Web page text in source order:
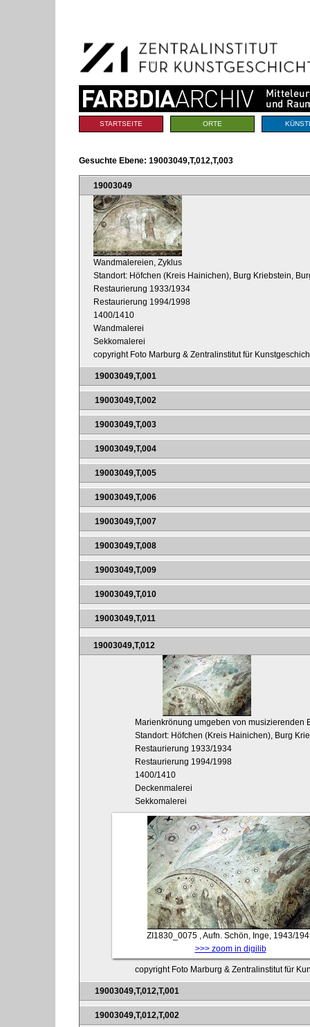
Navigation
Sektionen
STARTSEITE ORTE
Gesuchte Ebene: 19003049,T,012,T,003
19003049
Wandmalereien, Zyklus
Standort: Höfchen (Kreis Hainichen), Burg Kriebstein,
Restaurierung 1933/1934
Restaurierung 1994/1998
1400/1410
Wandmalerei
Sekkomalerei
copyright Foto Marburg & Zentralinstitut für
19003049,T,001
19003049,T,002
19003049,T,003
19003049,T,004
19003049,T,005
19003049,T,006
19003049,T,007
19003049,T,008
19003049,T,009
19003049,T,010
19003049,T,011
19003049,T,012
Marienkrönung umgeben von musizierenden
Standort: Höfchen (Kreis Hainichen), Burg
Restaurierung 1933/1934
Restaurierung 1994/1998
1400/1410
Deckenmalerei
Sekkomalerei
ZI1830_0075 , Aufn. Schön, Inge, 1943/
>>> zoom in digilib
copyright Foto Marburg & Zentralinstitut für
19003049,T,012,T,001
19003049,T,012,T,002